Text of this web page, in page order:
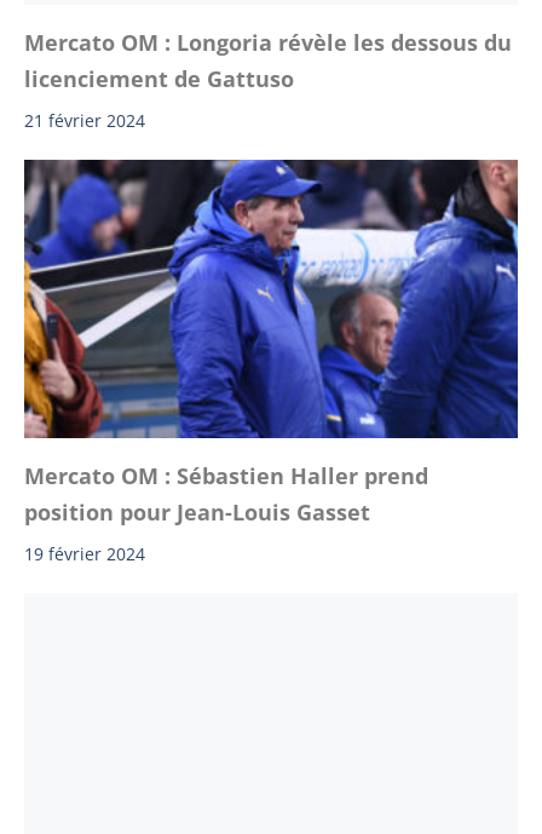
Mercato OM : Longoria révèle les dessous du
licenciement de Gattuso
21 février 2024
Mercato OM : Sébastien Haller prend
position pour Jean-Louis Gasset
19 février 2024